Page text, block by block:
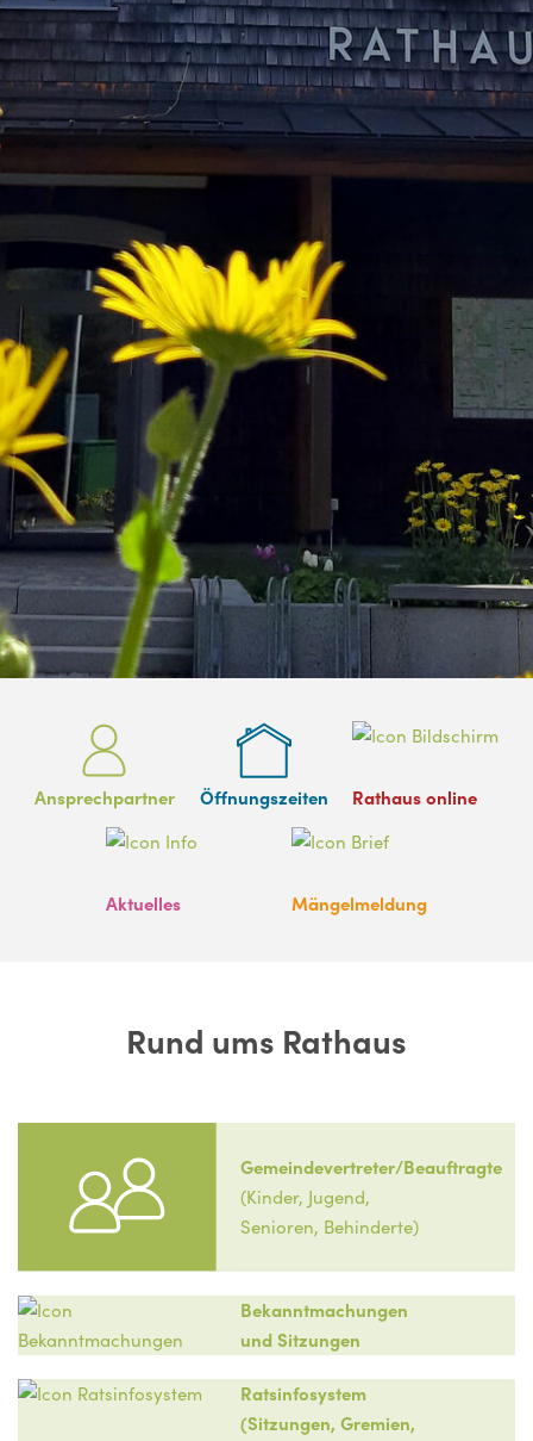
Ansprechpartner Öffnungszeiten Rathaus online
Aktuelles Mängelmeldung
Rund ums Rathaus
Gemeindevertreter/Beauftragte
(Kinder, Jugend,
Senioren, Behinderte)
Bekanntmachungen
und Sitzungen
Ratsinfosystem
(Sitzungen, Gremien,